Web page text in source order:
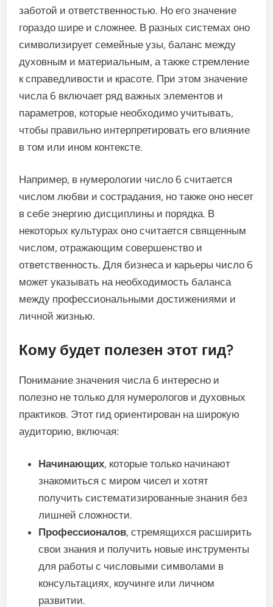
заботой и ответственностью. Но его значение
гораздо шире и сложнее. В разных системах оно
символизирует семейные узы, баланс между
духовным и материальным, а также стремление
к справедливости и красоте. При этом значение
числа 6 включает ряд важных элементов и
параметров, которые необходимо учитывать,
чтобы правильно интерпретировать его влияние
в том или ином контексте.
Например, в нумерологии число 6 считается
числом любви и сострадания, но также оно несет
в себе энергию дисциплины и порядка. В
некоторых культурах оно считается священным
числом, отражающим совершенство и
ответственность. Для бизнеса и карьеры число 6
может указывать на необходимость баланса
между профессиональными достижениями и
личной жизнью.
Кому будет полезен этот гид?
Понимание значения числа 6 интересно и
полезно не только для нумерологов и духовных
практиков. Этот гид ориентирован на широкую
аудиторию, включая:
Начинающих, которые только начинают
знакомиться с миром чисел и хотят
получить систематизированные знания без
лишней сложности.
Профессионалов, стремящихся расширить
свои знания и получить новые инструменты
для работы с числовыми символами в
консультациях, коучинге или личном
развитии.